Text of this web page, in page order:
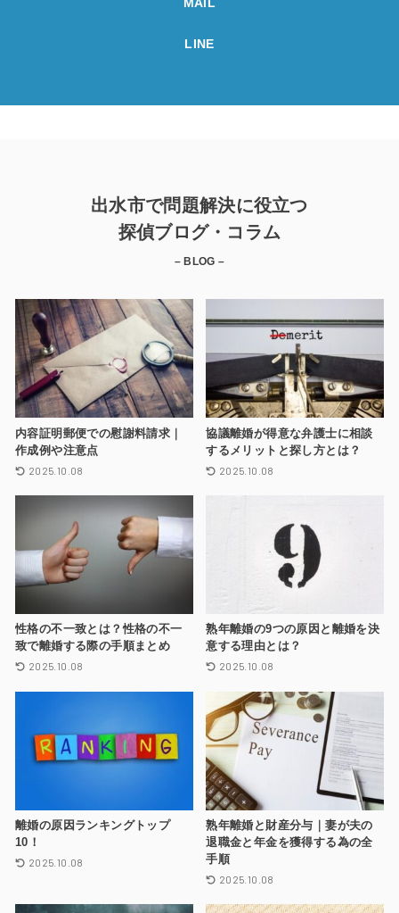
LINE
出水市で問題解決に役立つ
探偵ブログ・コラム
– BLOG –
内容証明郵便での慰謝料請求｜
作成例や注意点
2025.10.08
協議離婚が得意な弁護士に相談
するメリットと探し方とは？
2025.10.08
性格の不一致とは？性格の不一
致で離婚する際の手順まとめ
2025.10.08
熟年離婚の9つの原因と離婚を決
意する理由とは？
2025.10.08
離婚の原因ランキングトップ
10！
2025.10.08
熟年離婚と財産分与｜妻が夫の
退職金と年金を獲得する為の全
手順
2025.10.08